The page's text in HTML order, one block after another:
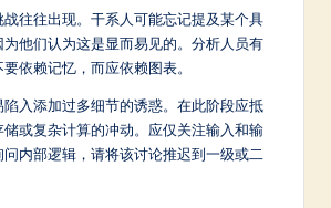
往往出现。干系人可能忘记提及某个具
他们认为这是显而易见的。分析人员有
依赖记忆，而应依赖图表。
陷入添加过多细节的诱惑。在此阶段应抵
或复杂计算的冲动。应仅关注输入和输
内部逻辑，请将该讨论推迟到一级或二